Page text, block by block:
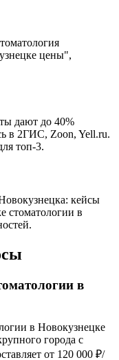
цены",
дают до 40%
в 2ГИС, Zoon, Yell.ru.
топ-3.
кейсы
стоматологии в
в
в Новокузнецке
города с
от 120 000 ₽/